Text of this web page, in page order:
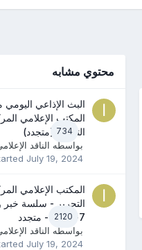
محتوي مشابه
734
البث الإذاعي اليومي
المكتب الإعلامي
التحرير (متجدد)
بواسطه الناقد
July 19, 2024
2120
المكتب الإعلامي
7-2024 - متجدد
بواسطه الناقد
July 19, 2024